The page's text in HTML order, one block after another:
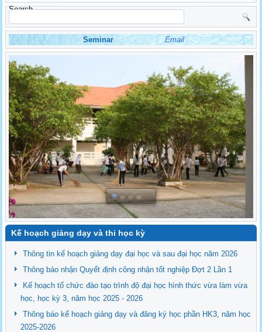
Search
Seminar Email
Kế hoạch giảng dạy và thi học kỳ
Thông tin kế hoạch giảng dạy đại học và sau đại học năm 2026
Thông báo nhận Quyết định công nhận tốt nghiệp Đợt 2 Lần 1
Kế hoạch tổ chức đào tạo trình độ đại học hình thức vừa làm vừa
học, học kỳ 3, năm học 2025 - 2026
Thông báo kế hoạch giảng dạy và đăng ký học phần HK3, năm học
2025-2026